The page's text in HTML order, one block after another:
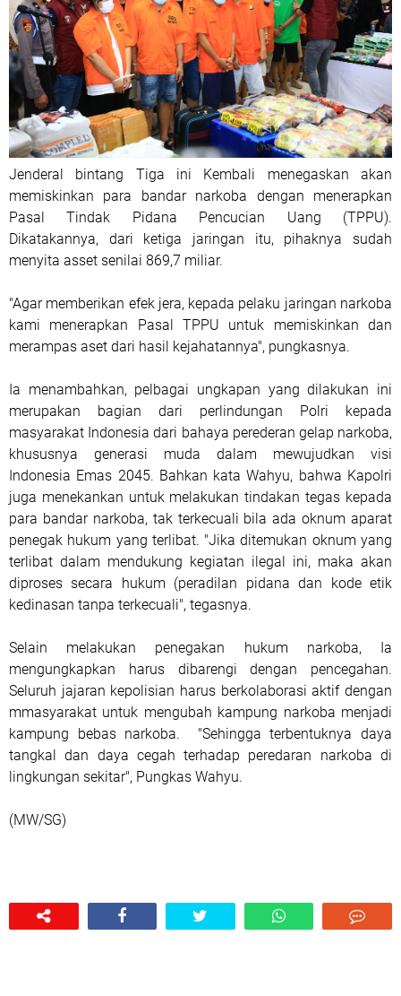
Jenderal bintang Tiga ini Kembali menegaskan akan
memiskinkan para bandar narkoba dengan menerapkan
Pasal Tindak Pidana Pencucian Uang (TPPU).
Dikatakannya, dari ketiga jaringan itu, pihaknya sudah
menyita asset senilai 869,7 miliar.
"Agar memberikan efek jera, kepada pelaku jaringan narkoba
kami menerapkan Pasal TPPU untuk memiskinkan dan
merampas aset dari hasil kejahatannya", pungkasnya.
Ia menambahkan, pelbagai ungkapan yang dilakukan ini
merupakan bagian dari perlindungan Polri kepada
masyarakat Indonesia dari bahaya perederan gelap narkoba,
khususnya generasi muda dalam mewujudkan visi
Indonesia Emas 2045. Bahkan kata Wahyu, bahwa Kapolri
juga menekankan untuk melakukan tindakan tegas kepada
para bandar narkoba, tak terkecuali bila ada oknum aparat
penegak hukum yang terlibat. "Jika ditemukan oknum yang
terlibat dalam mendukung kegiatan ilegal ini, maka akan
diproses secara hukum (peradilan pidana dan kode etik
kedinasan tanpa terkecuali", tegasnya.
Selain melakukan penegakan hukum narkoba, Ia
mengungkapkan harus dibarengi dengan pencegahan.
Seluruh jajaran kepolisian harus berkolaborasi aktif dengan
mmasyarakat untuk mengubah kampung narkoba menjadi
kampung bebas narkoba. "Sehingga terbentuknya daya
tangkal dan daya cegah terhadap peredaran narkoba di
lingkungan sekitar", Pungkas Wahyu.
(MW/SG)